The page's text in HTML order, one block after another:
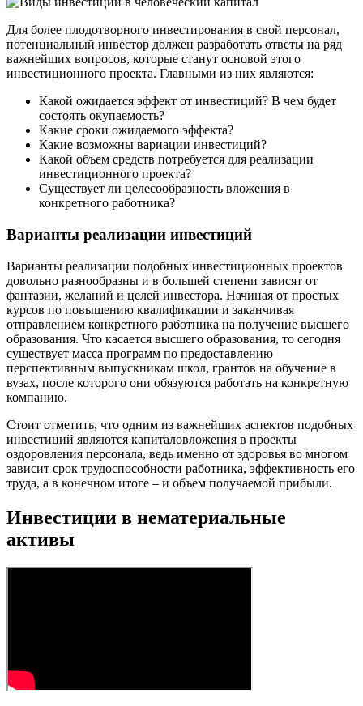
Для более плодотворного инвестирования в свой персонал,
потенциальный инвестор должен разработать ответы на ряд
важнейших вопросов, которые станут основой этого
инвестиционного проекта. Главными из них являются:
Какой ожидается эффект от инвестиций? В чем будет
состоять окупаемость?
Какие сроки ожидаемого эффекта?
Какие возможны вариации инвестиций?
Какой объем средств потребуется для реализации
инвестиционного проекта?
Существует ли целесообразность вложения в
конкретного работника?
Варианты реализации инвестиций
Варианты реализации подобных инвестиционных проектов
довольно разнообразны и в большей степени зависят от
фантазии, желаний и целей инвестора. Начиная от простых
курсов по повышению квалификации и заканчивая
отправлением конкретного работника на получение высшего
образования. Что касается высшего образования, то сегодня
существует масса программ по предоставлению
перспективным выпускникам школ, грантов на обучение в
вузах, после которого они обязуются работать на конкретную
компанию.
Стоит отметить, что одним из важнейших аспектов подобных
инвестиций являются капиталовложения в проекты
оздоровления персонала, ведь именно от здоровья во многом
зависит срок трудоспособности работника, эффективность его
труда, а в конечном итоге – и объем получаемой прибыли.
Инвестиции в нематериальные
активы